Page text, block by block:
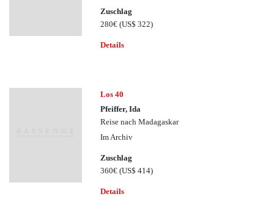
Zuschlag
280€(US$ 322)
Details
Los 40
Pfeiffer, Ida
Reise nach Madagaskar
Im Archiv
Zuschlag
360€(US$ 414)
Details